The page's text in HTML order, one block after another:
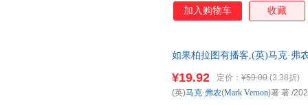
加入购物车 收藏
如果柏拉图有播客,(英)马克·弗
团购优惠咨询：13284178503
¥19.92 定价： ¥59.00 (3.38折)
(英)马克·弗农(Mark Vernon)著 著 /